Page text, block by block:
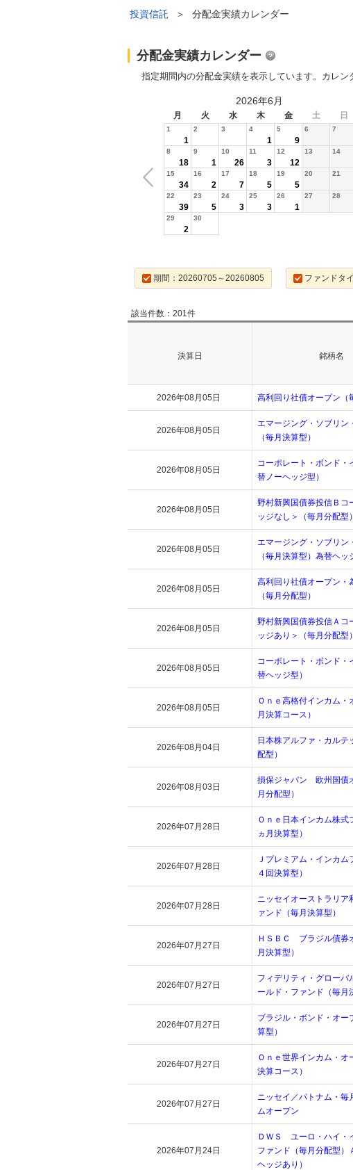
投資信託 ＞ 分配金実績カレンダー
分配金実績カレンダー
指定期間内の分配金実績を表示しています。カレ
2026年6月
月 火 水 木 金 土 日
1
1
2 3 4
1
5
9
6 7
8
18
9
1
10
26
11
3
12
12
13 14
15
34
16
2
17
7
18
5
19
5
20 21
22
39
23
5
24
3
25
3
26
1
27 28
29
2
30
期間：20260705～20260805 ファンドタ
該当件数：201件
決算日 銘柄名
2026年08月05日 高利回り社債オープン（
2026年08月05日
エマージング・ソブリン
（毎月決算型）
2026年08月05日
コーポレート・ボンド・
替ノーヘッジ型）
2026年08月05日
野村新興国債券投信Ｂコ
ッジなし＞（毎月分配型）
2026年08月05日
エマージング・ソブリン
（毎月決算型）為替ヘッ
2026年08月05日
高利回り社債オープン・
（毎月分配型）
2026年08月05日
野村新興国債券投信Ａコ
ッジあり＞（毎月分配型）
2026年08月05日
コーポレート・ボンド・
替ヘッジ型）
2026年08月05日
Ｏｎｅ高格付インカム・
月決算コース）
2026年08月04日
日本株アルファ・カルテ
配型）
2026年08月03日
損保ジャパン 欧州国債
月分配型）
2026年07月28日
Ｏｎｅ日本インカム株式
ヵ月決算型）
2026年07月28日
Ｊプレミアム・インカム
４回決算型）
2026年07月28日
ニッセイオーストラリア
ァンド（毎月決算型）
2026年07月27日
ＨＳＢＣ ブラジル債券
月決算型）
2026年07月27日
フィデリティ・グローバ
ールド・ファンド（毎月
2026年07月27日
ブラジル・ボンド・オー
算型）
2026年07月27日
Ｏｎｅ世界インカム・オ
決算コース）
2026年07月27日
ニッセイ／パトナム・毎
ムオープン
2026年07月24日
ＤＷＳ ユーロ・ハイ・
ファンド（毎月分配型）
ヘッジあり）